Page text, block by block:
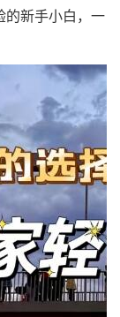
的新手小白，一